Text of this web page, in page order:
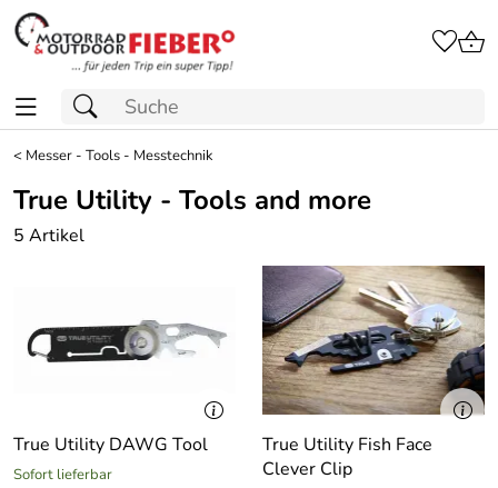
< Messer - Tools - Messtechnik
True Utility - Tools and more
5 Artikel
True Utility DAWG Tool
Sofort lieferbar
True Utility Fish Face
Clever Clip